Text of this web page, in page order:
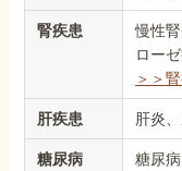
腎疾患
慢性
ロー
＞＞
肝疾患 肝炎
糖尿病
糖尿